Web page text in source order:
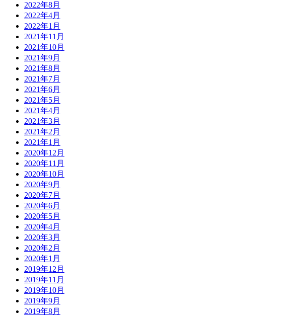
2022年8月
2022年4月
2022年1月
2021年11月
2021年10月
2021年9月
2021年8月
2021年7月
2021年6月
2021年5月
2021年4月
2021年3月
2021年2月
2021年1月
2020年12月
2020年11月
2020年10月
2020年9月
2020年7月
2020年6月
2020年5月
2020年4月
2020年3月
2020年2月
2020年1月
2019年12月
2019年11月
2019年10月
2019年9月
2019年8月